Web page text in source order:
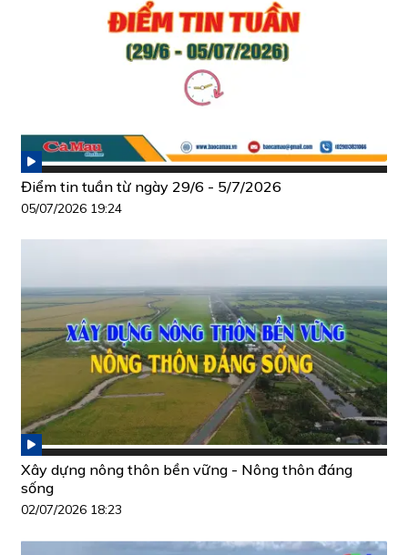
Điểm tin tuần từ ngày 29/6 - 5/7/2026
05/07/2026 19:24
Xây dựng nông thôn bền vững - Nông thôn đáng
sống
02/07/2026 18:23